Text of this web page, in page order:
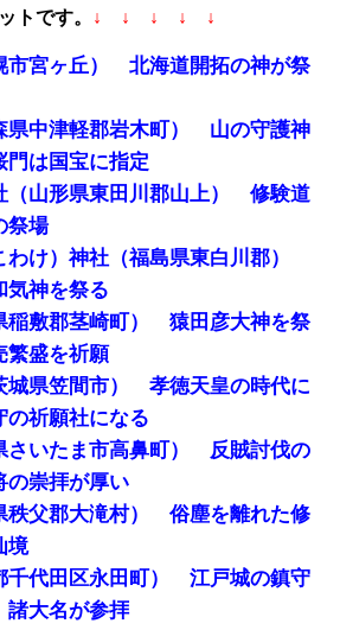
トです。
↓ ↓ ↓ ↓ ↓
市宮ヶ丘） 北海道開拓の神が祭
県中津軽郡岩木町） 山の守護神
門は国宝に指定
（山形県東田川郡山上） 修験道
祭場
け）神社（福島県東白川郡）
気神を祭る
稲敷郡茎崎町） 猿田彦大神を祭
繁盛を祈願
県笠間市） 孝徳天皇の時代に
の祈願社になる
さいたま市高鼻町） 反賊討伐の
の崇拝が厚い
秩父郡大滝村） 俗塵を離れた修
境
千代田区永田町） 江戸城の鎮守
諸大名が参拝